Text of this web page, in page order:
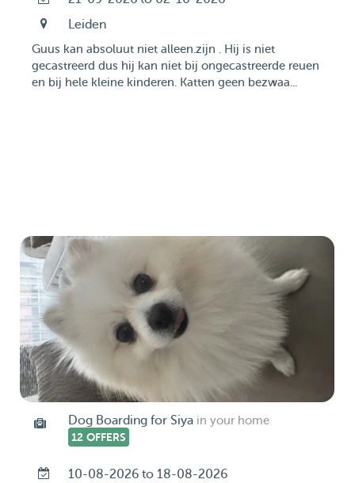
Leiden
Guus kan absoluut niet alleen.zijn . Hij is niet
gecastreerd dus hij kan niet bij ongecastreerde reuen
en bij hele kleine kinderen. Katten geen bezwaa...
Dog Boarding for Siya in your home
12 OFFERS
10-08-2026 to 18-08-2026